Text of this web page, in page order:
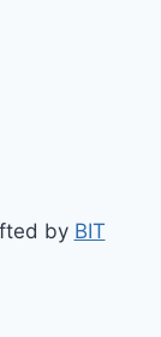
by BIT